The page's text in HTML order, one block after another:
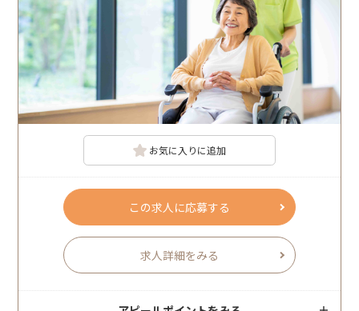
お気に入りに追加
この求人に応募する
求人詳細をみる